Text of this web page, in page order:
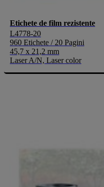
Etichete de film rezistente
L4778-20
960 Etichete / 20 Pagini
45,7 x 21,2 mm
Laser A/N, Laser color